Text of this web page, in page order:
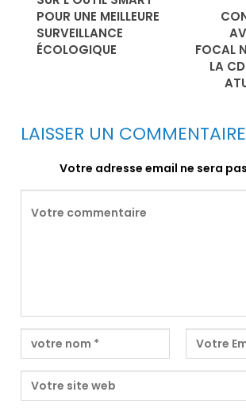
POUR UNE MEILLEURE
SURVEILLANCE
ÉCOLOGIQUE
FOCAL
LA
LAISSER UN COMMENTAIRE
Votre adresse email ne sera